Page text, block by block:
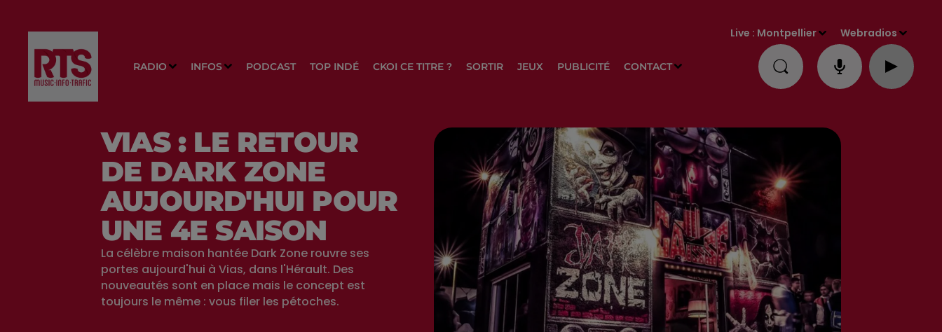
RADIO INFOS PODCAST TOP INDÉ CKOI CE TITRE ? SORTIR JEUX PUBLICITÉ CONTACT
Live : Montpellier Webradios
VIAS : LE RETOUR
DE DARK ZONE
AUJOURD'HUI POUR
UNE 4E SAISON
La célèbre maison hantée Dark Zone rouvre ses
portes aujourd'hui à Vias, dans l'Hérault. Des
nouveautés sont en place mais le concept est
toujours le même : vous filer les pétoches.